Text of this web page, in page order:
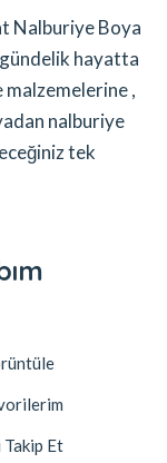
Nalburiye Boya
hayatta
,
nalburiye
tek
Et